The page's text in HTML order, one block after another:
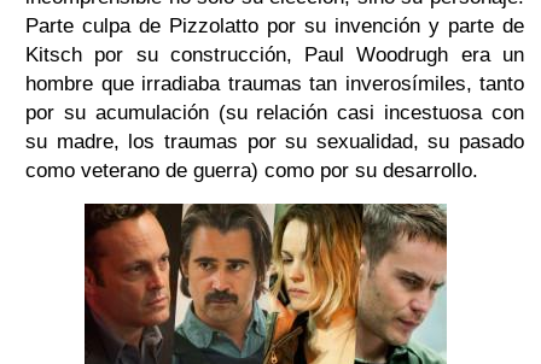
Parte culpa de Pizzolatto por su invención y parte de
Kitsch por su construcción, Paul Woodrugh era un
hombre que irradiaba traumas tan inverosímiles, tanto
por su acumulación (su relación casi incestuosa con
su madre, los traumas por su sexualidad, su pasado
como veterano de guerra) como por su desarrollo.